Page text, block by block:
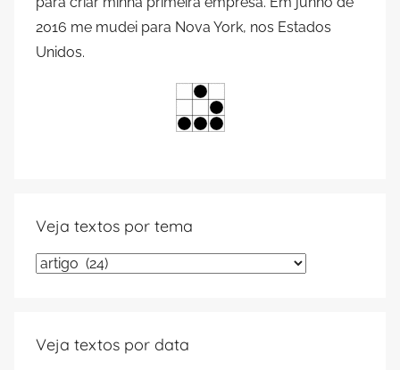
2016 me mudei para Nova York, nos Estados
Unidos.
Veja textos por tema
Veja
tema
Veja textos por data